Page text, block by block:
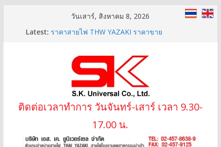
วันเสาร์, สิงหาคม 8, 2026
Latest: สายไฟ THW(f) (VSF) สายคอนโทรลทองแดงฝอย
IEC02 THW(f) 25 MM2 (VSF)
สาย XLPE 3.6/6(7.2)KV 1×95 MM2
ติดต่อเวลาทำการ วันจันทร์-เสาร์ เวลา 9.30-
17.00 น.